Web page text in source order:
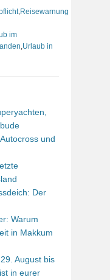
, Reisewarnung
im
Urlaub in
und
Der
Warum
in Makkum
August bis
in eurer